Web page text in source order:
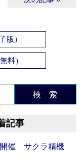
版）
料）
検 索
記事
開催 サクラ精機